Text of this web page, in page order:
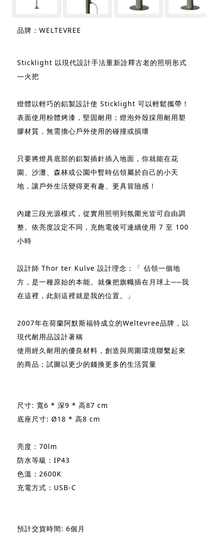
品牌：WELTEVREE
Sticklight 以現代設計手法重新詮釋古老的照明形式
—火把
燈體以輕巧的鋁製設計使 Sticklight 可以輕鬆攜帶！
表面使用粉體烤漆，堅固耐用；燈泡外殼採用耐用塑
膠材質，無需擔心戶外使用的碰撞或損壞
只要將燈具底部的鋁製插針插入地面，你就能在花
園、沙灘、森林或公園中暫時佔領屬於自己的小天
地，讓戶外生活變得更有趣、更具冒險感！
內建三段光源模式，從實用照明到氛圍光皆可自由調
整。依亮度設定不同，充飽電後可連續使用 7 至 100
小時
設計師 Thor ter Kulve 設計理念：「 佔領一個地
方，是一種原始的本能。就像把旗幟插在月球上──我
在這裡，此刻這裡就是我的位置。」
2007年在荷蘭阿默斯福特成立的Weltevree品牌，以
現代耐用品設計著稱
使用經久耐用的優良材料，創造與周圍環境聯繫起來
的商品；試圖以更少的錢換更多的生活質量
尺寸: 寬6 * 深9 * 高87 cm
底座尺寸: Ø18 * 高8 cm
亮度：70lm
防水等級：IP43
色溫：2600K
充電方式：USB-C
預計交貨時間: 6個月